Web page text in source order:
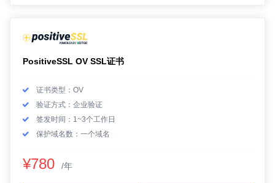
PositiveSSL OV SSL证书
证书类型：OV
验证方式：企业验证
签发时间：1~3个工作日
保护域名数：一个域名
¥780 /年